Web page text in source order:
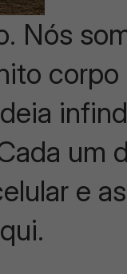
Nós
um
e